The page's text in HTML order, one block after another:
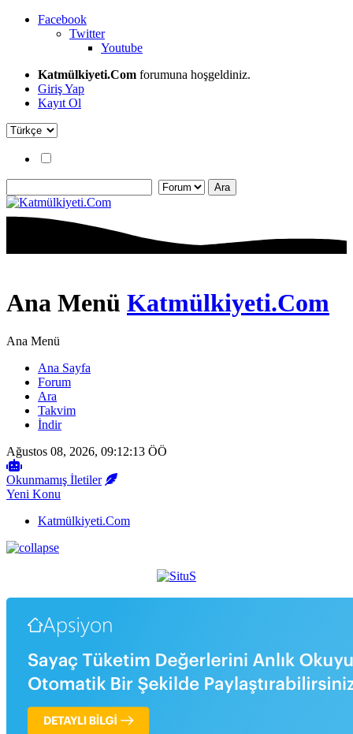
Facebook
Twitter
Youtube
Katmülkiyeti.Com forumuna hoşgeldiniz.
Giriş Yap
Kayıt Ol
Ana Menü Katmülkiyeti.Com
Ana Menü
Ana Sayfa
Forum
Ara
Takvim
İndir
Ağustos 08, 2026, 09:12:13 ÖÖ
Okunmamış İletiler
Yeni Konu
Katmülkiyeti.Com